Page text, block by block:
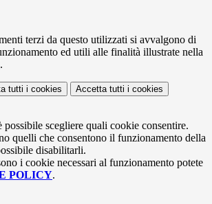
terzi da questo utilizzati si avvalgono di
ed utili alle finalità illustrate nella
.
tutti i cookies Accetta tutti i cookies
possibile scegliere quali cookie consentire.
quelli che consentono il funzionamento della
disabilitarli.
i cookie necessari al funzionamento potete
POLICY.